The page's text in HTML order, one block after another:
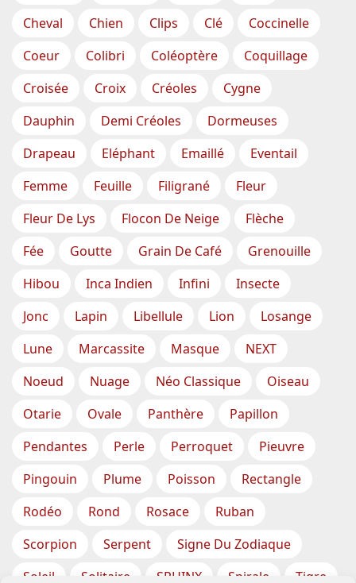
Cheval
Chien Clips Clé
Coccinelle
Coeur
Colibri Coléoptère
Coquillage
Croisée
Croix Créoles
Cygne
Dauphin
Demi Créoles
Dormeuses
Drapeau
Eléphant Emaillé
Eventail
Femme
Feuille Filigrané
Fleur
Fleur De Lys
Flocon De Neige
Flèche
Fée
Goutte Grain De Café
Grenouille
Hibou
Inca Indien Infini
Insecte
Jonc
Lapin Libellule Lion
Losange
Lune
Marcassite Masque
NEXT
Noeud
Nuage Néo Classique
Oiseau
Otarie
Ovale Panthère
Papillon
Pendantes
Perle Perroquet
Pieuvre
Pingouin
Plume Poisson
Rectangle
Rodéo
Rond Rosace
Ruban
Scorpion
Serpent
Signe Du Zodiaque
Soleil
Solitaire SPHINX Spirale Tigre